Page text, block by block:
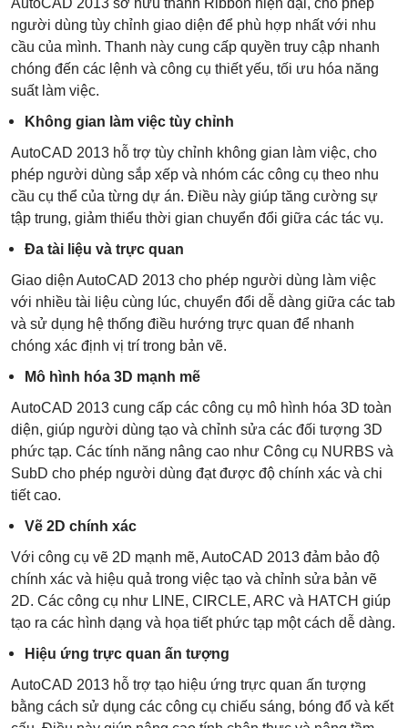
AutoCAD 2013 sở hữu thanh Ribbon hiện đại, cho phép
người dùng tùy chỉnh giao diện để phù hợp nhất với nhu
cầu của mình. Thanh này cung cấp quyền truy cập nhanh
chóng đến các lệnh và công cụ thiết yếu, tối ưu hóa năng
suất làm việc.
Không gian làm việc tùy chỉnh
AutoCAD 2013 hỗ trợ tùy chỉnh không gian làm việc, cho
phép người dùng sắp xếp và nhóm các công cụ theo nhu
cầu cụ thể của từng dự án. Điều này giúp tăng cường sự
tập trung, giảm thiểu thời gian chuyển đổi giữa các tác vụ.
Đa tài liệu và trực quan
Giao diện AutoCAD 2013 cho phép người dùng làm việc
với nhiều tài liệu cùng lúc, chuyển đổi dễ dàng giữa các tab
và sử dụng hệ thống điều hướng trực quan để nhanh
chóng xác định vị trí trong bản vẽ.
Mô hình hóa 3D mạnh mẽ
AutoCAD 2013 cung cấp các công cụ mô hình hóa 3D toàn
diện, giúp người dùng tạo và chỉnh sửa các đối tượng 3D
phức tạp. Các tính năng nâng cao như Công cụ NURBS và
SubD cho phép người dùng đạt được độ chính xác và chi
tiết cao.
Vẽ 2D chính xác
Với công cụ vẽ 2D mạnh mẽ, AutoCAD 2013 đảm bảo độ
chính xác và hiệu quả trong việc tạo và chỉnh sửa bản vẽ
2D. Các công cụ như LINE, CIRCLE, ARC và HATCH giúp
tạo ra các hình dạng và họa tiết phức tạp một cách dễ dàng.
Hiệu ứng trực quan ấn tượng
AutoCAD 2013 hỗ trợ tạo hiệu ứng trực quan ấn tượng
bằng cách sử dụng các công cụ chiếu sáng, bóng đổ và kết